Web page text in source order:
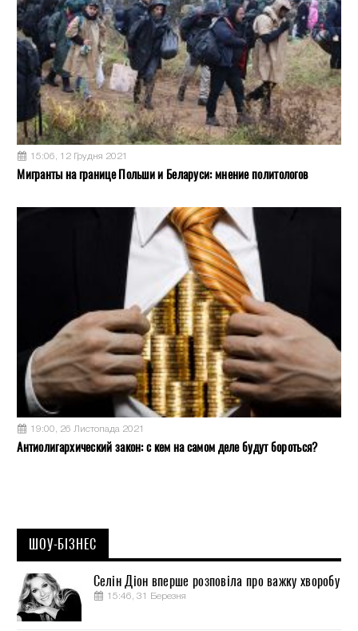
15:06, 12 Грудня 2021
Мигранты на границе Польши и Беларуси: мнение политологов
19:00, 26 Листопада 2021
Антиолигархический закон: с кем на самом деле будут бороться?
ШОУ-БІЗНЕС
Селін Діон вперше розповіла про важку хворобу
15:46, 31 Березня